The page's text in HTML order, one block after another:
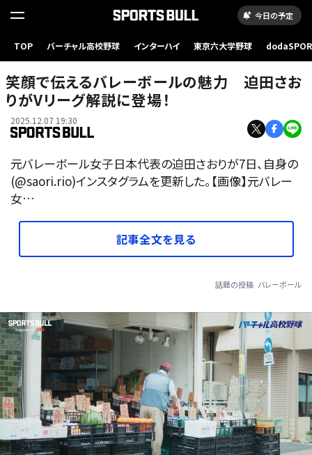
今日の予定
TOP バーチャル高校野球 インターハイ 東京六大学野球
笑顔で伝えるバレーボールの魅力 迫田さお
りがVリーグ解説に登場！
2025.12.07 19:30
元バレーボール女子日本代表の迫田さおりが7日、自身の
(@saori.rio)インスタグラムを更新した。【画像】元バレー
女…
記事全文を見る
話題の投稿 バレーボール